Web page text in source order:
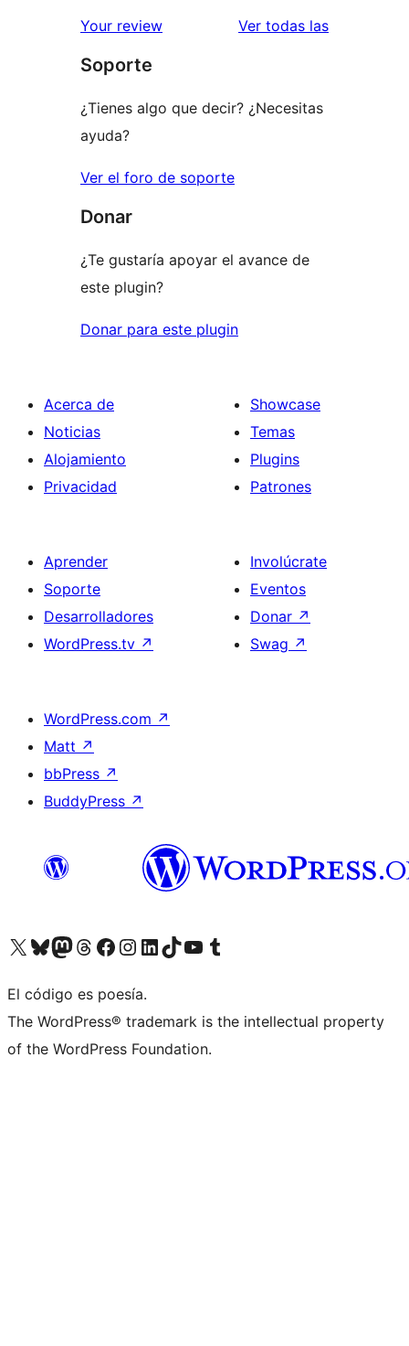
Your review Ver todas lasreseñas
Soporte
¿Tienes algo que decir? ¿Necesitas
ayuda?
Ver el foro de soporte
Donar
¿Te gustaría apoyar el avance de
este plugin?
Donar para este plugin
Acerca de
Noticias
Alojamiento
Privacidad
Showcase
Temas
Plugins
Patrones
Aprender
Soporte
Desarrolladores
WordPress.tv ↗
Involúcrate
Eventos
Donar ↗
Swag ↗
WordPress.com ↗
Matt ↗
bbPress ↗
BuddyPress ↗
Visita nuestra cuenta de X (anteriormente Twitter)
Visita nuestra cuenta de Bluesky
Visita nuestra cuenta de Mastodon
Visita nuestra cuenta de Threads
Visita nuestra página de Facebook
Visita nuestra cuenta de Instagram
Visita nuestra cuenta de LinkedIn
Visita nuestra cuenta de TikTok
Visita nuestro canal de YouTube
Visita nuestra cuenta de Tumblr
El código es poesía.
The WordPress® trademark is the intellectual property
of the WordPress Foundation.